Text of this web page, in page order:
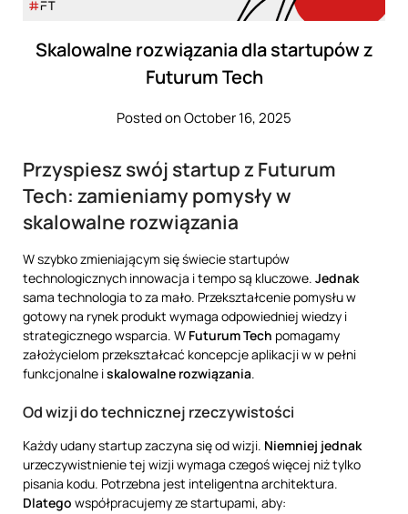
Skalowalne rozwiązania dla startupów z
Futurum Tech
Posted on October 16, 2025
Przyspiesz swój startup z Futurum
Tech: zamieniamy pomysły w
skalowalne rozwiązania
W szybko zmieniającym się świecie startupów
technologicznych innowacja i tempo są kluczowe. Jednak
sama technologia to za mało. Przekształcenie pomysłu w
gotowy na rynek produkt wymaga odpowiedniej wiedzy i
strategicznego wsparcia. W Futurum Tech pomagamy
założycielom przekształcać koncepcje aplikacji w w pełni
funkcjonalne iskalowalne rozwiązania.
Od wizji do technicznej rzeczywistości
Każdy udany startup zaczyna się od wizji. Niemniej jednak
urzeczywistnienie tej wizji wymaga czegoś więcej niż tylko
pisania kodu. Potrzebna jest inteligentna architektura.
Dlatego współpracujemy ze startupami, aby: